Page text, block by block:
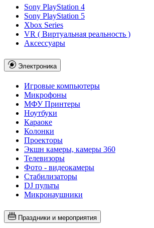
Sony PlayStation 4
Sony PlayStation 5
Xbox Series
VR ( Виртуальная реальность )
Аксессуары
Электроника
Игровые компьютеры
Микрофоны
МФУ Принтеры
Ноутбуки
Караоке
Колонки
Проекторы
Экшн камеры, камеры 360
Телевизоры
Фото - видеокамеры
Стабилизаторы
DJ пульты
Микронаушники
Праздники и мероприятия